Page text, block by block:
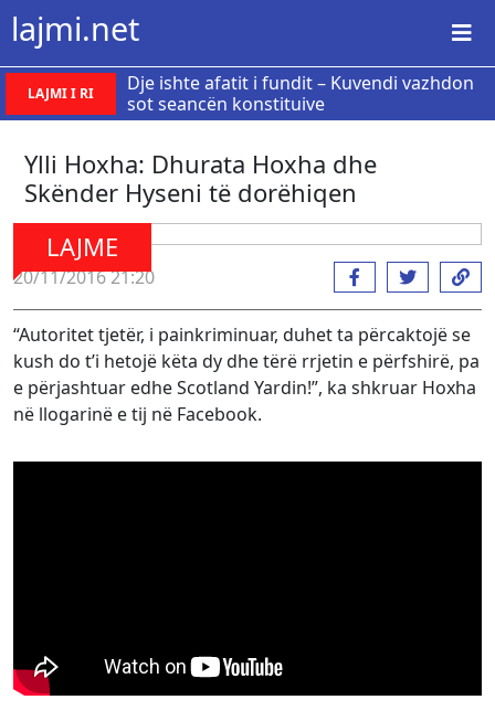
lajmi.net
LAJMI I RI
Dje ishte afatit i fundit – Kuvendi vazhdon
sot seancën konstituive
Ylli Hoxha: Dhurata Hoxha dhe
Skënder Hyseni të dorëhiqen
LAJME
20/11/2016 21:20
“Autoritet tjetër, i painkriminuar, duhet ta përcaktojë se
kush do t’i hetojë këta dy dhe tërë rrjetin e përfshirë, pa
e përjashtuar edhe Scotland Yardin!”, ka shkruar Hoxha
në llogarinë e tij në Facebook.